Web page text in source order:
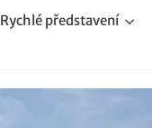
Rychlé představení